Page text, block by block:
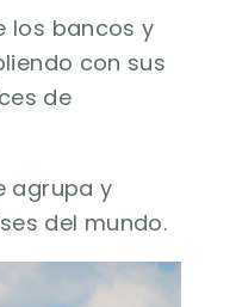
los bancos y
con sus
de
agrupa y
del mundo.